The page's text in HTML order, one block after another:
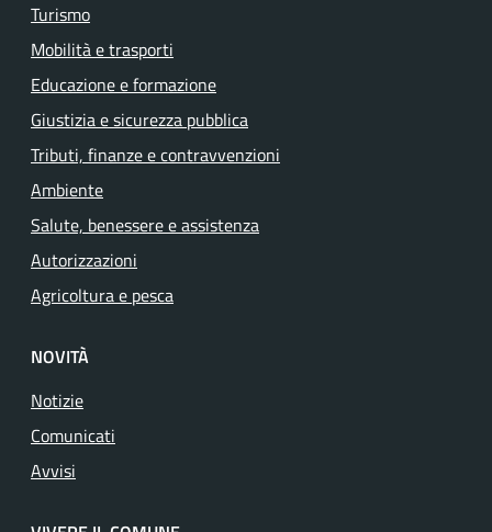
Turismo
Mobilità e trasporti
Educazione e formazione
Giustizia e sicurezza pubblica
Tributi, finanze e contravvenzioni
Ambiente
Salute, benessere e assistenza
Autorizzazioni
Agricoltura e pesca
NOVITÀ
Notizie
Comunicati
Avvisi